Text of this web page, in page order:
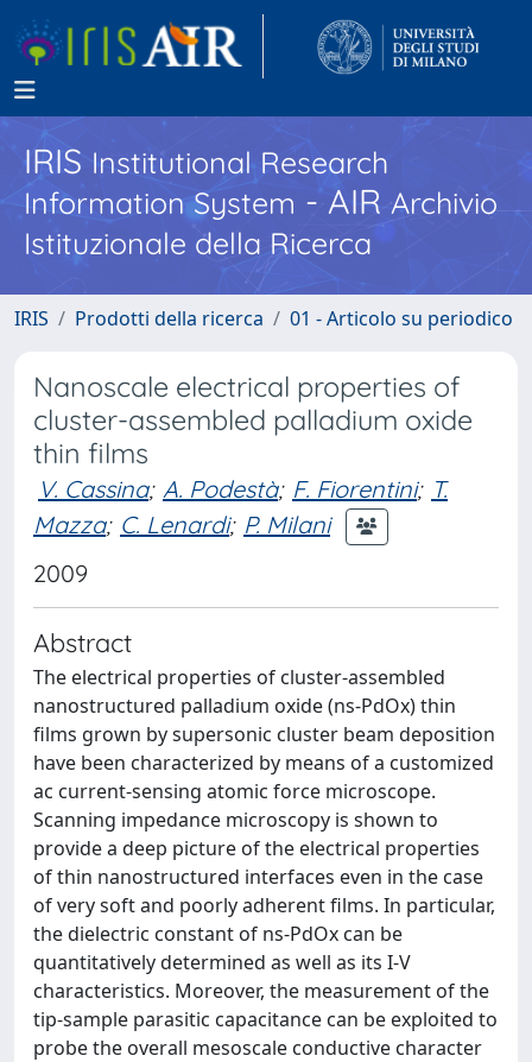
IRISInstitutional Research
Information System - AIR Archivio
Istituzionale della Ricerca
IRIS Prodotti della ricerca 01 - Articolo su periodico
Nanoscale electrical properties of
cluster-assembled palladium oxide
thin films
V. Cassina; A. Podestà; F. Fiorentini; T.
Mazza; C. Lenardi; P. Milani
2009
Abstract
The electrical properties of cluster-assembled
nanostructured palladium oxide (ns-PdOx) thin
films grown by supersonic cluster beam deposition
have been characterized by means of a customized
ac current-sensing atomic force microscope.
Scanning impedance microscopy is shown to
provide a deep picture of the electrical properties
of thin nanostructured interfaces even in the case
of very soft and poorly adherent films. In particular,
the dielectric constant of ns-PdOx can be
quantitatively determined as well as its I-V
characteristics. Moreover, the measurement of the
tip-sample parasitic capacitance can be exploited to
probe the overall mesoscale conductive character